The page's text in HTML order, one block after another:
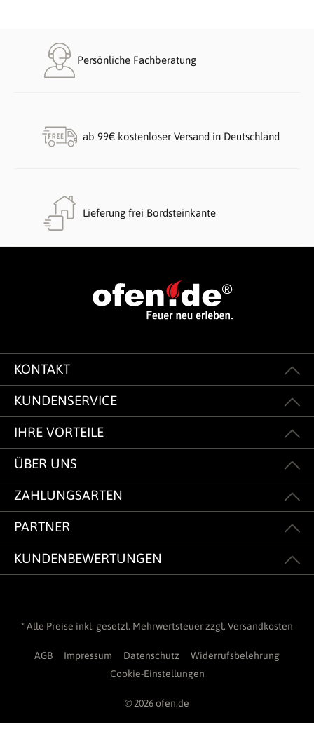
Persönliche Fachberatung
ab 99€ kostenloser Versand in Deutschland
Lieferung frei Bordsteinkante
KONTAKT
KUNDENSERVICE
IHRE VORTEILE
ÜBER UNS
ZAHLUNGSARTEN
PARTNER
KUNDENBEWERTUNGEN
* Alle Preise inkl. gesetzl. Mehrwertsteuer zzgl. Versandkosten
AGB Impressum Datenschutz
Widerrufsbelehrung
Cookie-Einstellungen
© 2026 ofen.de